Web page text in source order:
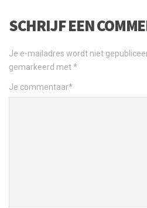
SCHRIJF EEN
Je e-mailadres wordt niet
gemarkeerd met*
Je commentaar*